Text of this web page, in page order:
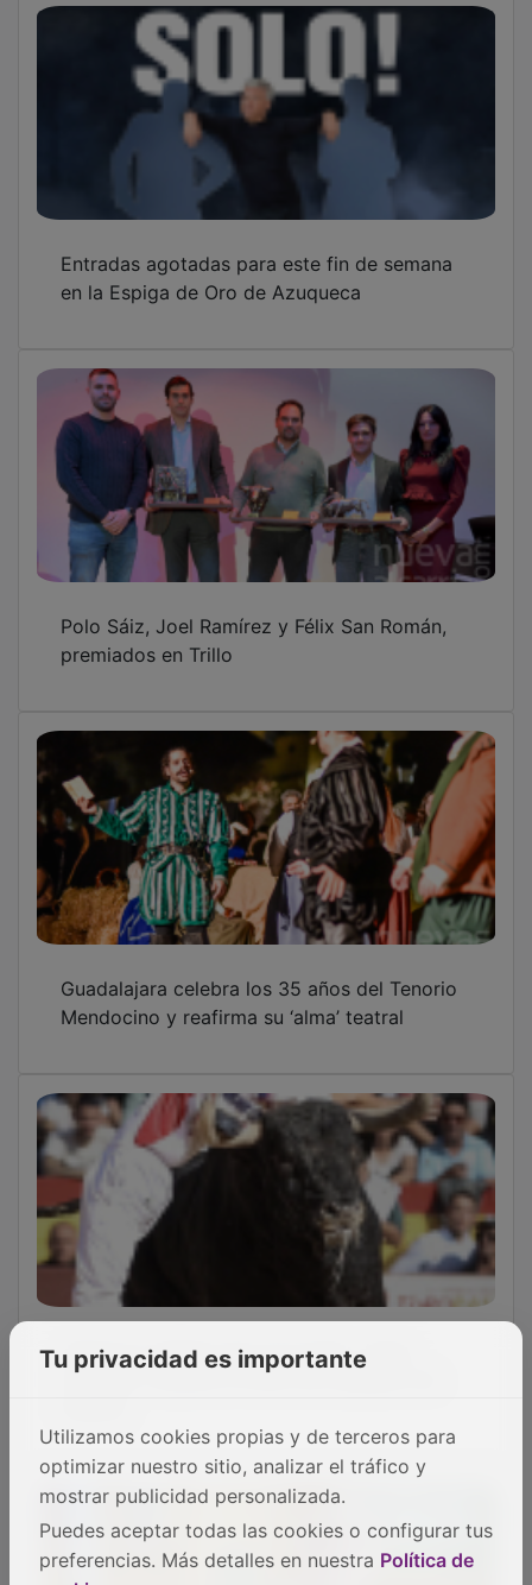
en la Espiga de Oro de Azuqueca
premiados en Trillo
Mendocino y reafirma su ‘alma’ teatral
Vázquez rozando el título de campeón de
Tu privacidad es importante
Utilizamos cookies propias y de terceros para
optimizar nuestro sitio, analizar el tráfico y
mostrar publicidad personalizada.
Puedes aceptar todas las cookies o configurar tus
preferencias. Más detalles en nuestra Política de